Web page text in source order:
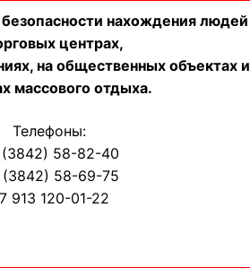
нахождения людей
центрах,
на общественных объектах и
массового отдыха.
Телефоны:
58-82-40
(3842) 58-69-75
913 120-01-22